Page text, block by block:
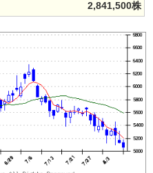
2,841,500株